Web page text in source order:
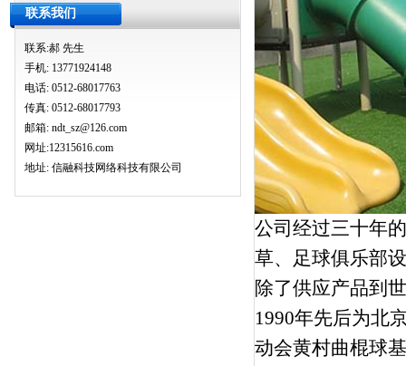
联系我们
联系:郝 先生
手机: 13771924148
电话: 0512-68017763
传真: 0512-68017793
邮箱: ndt_sz@126.com
网址:12315616.com
地址: 信融科技网络科技有限公司
公司经过三十年
草、足球俱乐部
除了供应产品到
1990年先后为北
动会黄村曲棍球